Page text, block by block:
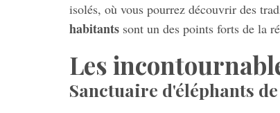
isolés, où vous pourrez découvrir des
habitants sont un des points forts de la
Les
Sanctuaire d'éléphants